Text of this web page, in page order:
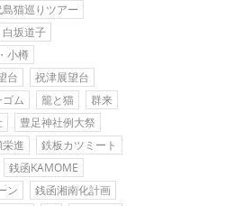
島猫巡りツアー
白坂道子
小樽
台
祝津展望台
ム 籠と猫
群来
豊足神社例大祭
栄進
鉄板カツミート
銭函KAMOME
ン
銭函湘南化計画